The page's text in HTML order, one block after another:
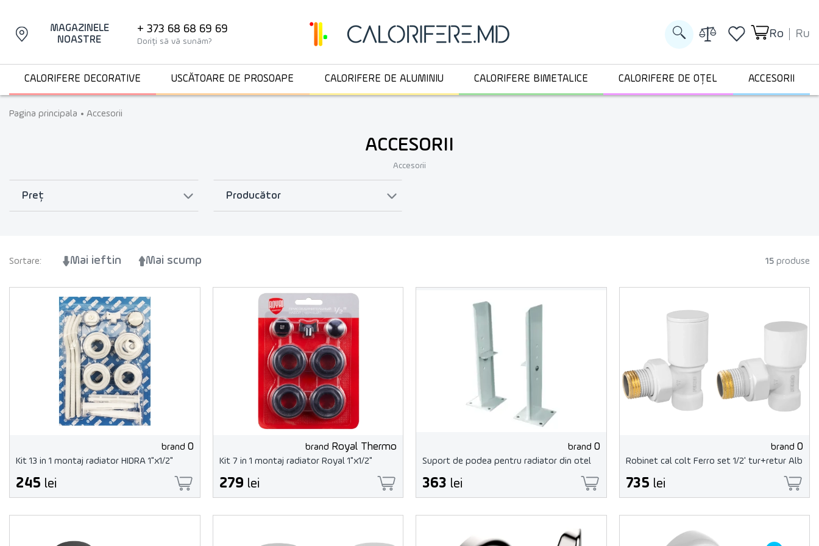
MAGAZINELE
NOASTRE
+ 373 68 68 69 69
Doriți să vă sunăm?
Ro Ru
CALORIFERE DECORATIVE USCĂTOARE DE PROSOAPE CALORIFERE DE ALUMINIU CALORIFERE BIMETALICE CALORIFERE DE OȚEL ACCESORII
Pagina principala Accesorii
ACCESORII
Accesorii
Preț Producător
Sortare: Mai ieftin Mai scump 15 produse
brand 0
Kit 13 in 1 montaj radiator HIDRA 1"x1/2"
245 lei
brand Royal Thermo
Kit 7 in 1 montaj radiator Royal 1"x1/2"
279 lei
brand 0
Suport de podea pentru radiator din otel
363 lei
brand 0
Robinet cal colt Ferro set 1/2' tur+retur Alb
735 lei